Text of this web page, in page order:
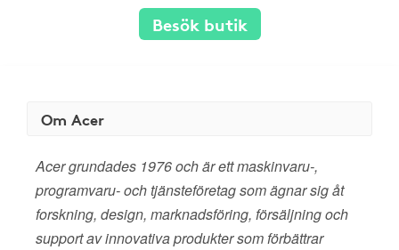
Besök butik
Om Acer
Acer grundades 1976 och är ett maskinvaru-,
programvaru- och tjänsteföretag som ägnar sig åt
forskning, design, marknadsföring, försäljning och
support av innovativa produkter som förbättrar